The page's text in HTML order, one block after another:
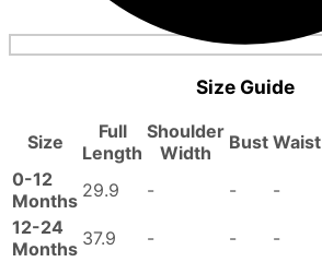
Size Guide
Size
Full
Length
Shoulder
Width
Bust Waist
0-12
Months 29.9 - - -
12-24
Months 37.9 - - -